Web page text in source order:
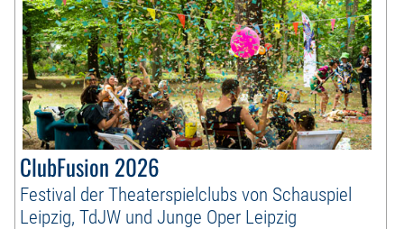
ClubFusion 2026
Festival der Theaterspielclubs von Schauspiel
Leipzig, TdJW und Junge Oper Leipzig